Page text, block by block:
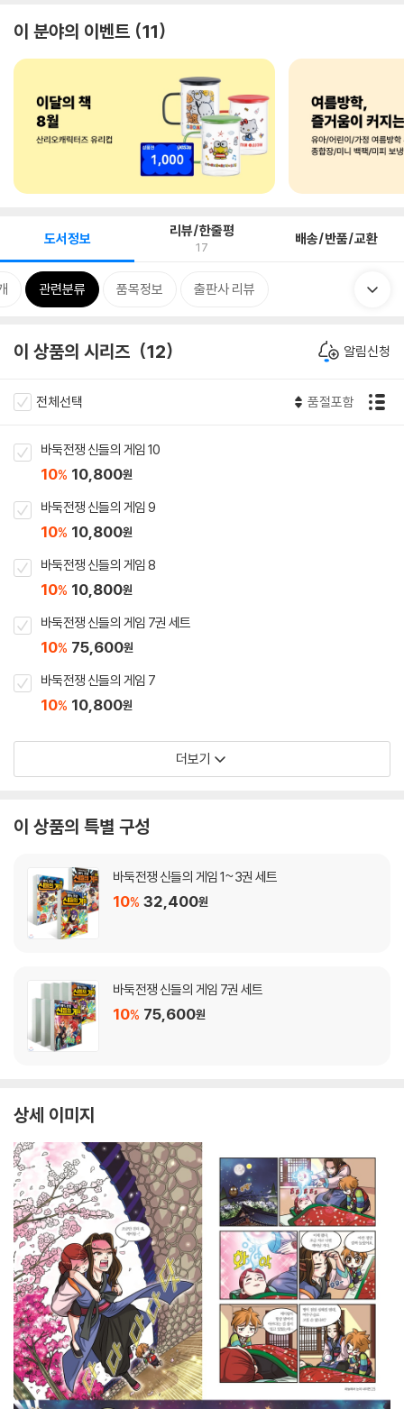
이 분야의 이벤트 11
도서정보 리뷰/한줄평
17 배송/반품/교환
관련분류 품목정보 출판사 리뷰
이 상품의 시리즈 12 알림신청
전체선택 품절포함
바둑전쟁 신들의 게임 10
10% 10,800원
바둑전쟁 신들의 게임 9
10% 10,800원
바둑전쟁 신들의 게임 8
10% 10,800원
바둑전쟁 신들의 게임 7권 세트
10% 75,600원
바둑전쟁 신들의 게임 7
10% 10,800원
더보기
이 상품의 특별 구성
바둑전쟁 신들의 게임 1~3권 세트
10% 32,400원
바둑전쟁 신들의 게임 7권 세트
10% 75,600원
상세 이미지